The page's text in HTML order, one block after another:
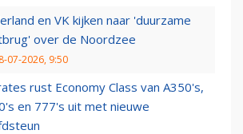
en VK kijken naar 'duurzame
over de Noordzee
07-2026, 9:50
rust Economy Class van A350's,
en 777's uit met nieuwe